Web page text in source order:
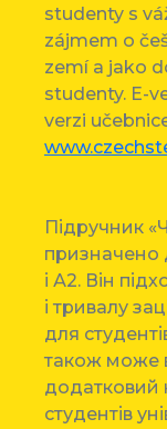
studenty s
zájmem o
zemí a jako
studenty. E-
verzi
Підручник
призначено
і А2. Він
і тривалу
для
також може
додатковий
студентів